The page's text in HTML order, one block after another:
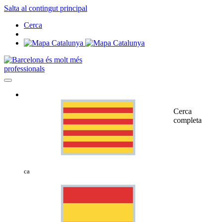
Salta al contingut principal
Cerca
professionals
ca
Cerca
completa